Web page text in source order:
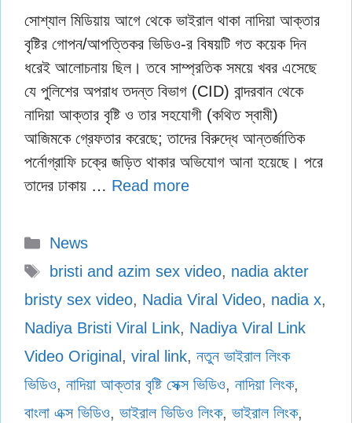
সোশ্যাল মিডিয়ায় আগে থেকে ভাইরাল থাকা নাদিয়া আক্তার
বৃষ্টির গোপন/আপত্তিকর ভিডিও-র বিষয়টি গত কয়েক দিন
ধরেই আলোচনায় ছিল। তবে সাম্প্রতিক সময়ে খবর এসেছে
যে পুলিশের অপরাধ তদন্ত বিভাগ (CID) বান্দরবান থেকে
নাদিয়া আক্তার বৃষ্টি ও তার সহযোগী (কথিত স্বামী)
আজিমকে গ্রেফতার করেছে; তাদের বিরুদ্ধে আন্তর্জাতিক
পর্নোগ্রাফি চক্রে জড়িত থাকার অভিযোগ আনা হয়েছে। পরে
তাদের ঢাকায় … Read more
Categories
News
Tags
bristi and azim sex video, nadia akter
bristy sex video, Nadia Viral Video, nadia x,
Nadiya Bristi Viral Link, Nadiya Viral Link
Video Original , viral link, নতুন ভাইরাল লিংক
ভিডিও, নাদিয়া আক্তার বৃষ্টি সেক্স ভিডিও, নাদিয়া লিংক,
বাংলা এক্স ভিডিও, ভাইরাল ভিডিও লিংক, ভাইরাল লিংক,